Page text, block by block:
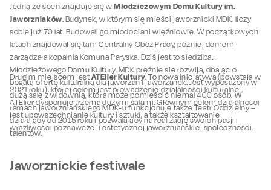
Jedną ze scen znajduje się wMłodzieżowym Domu Kultury im.
Jaworzniaków. Budynek, w którym się mieści jaworznicki MDK, liczy
sobie już 70 lat. Budowali go młodociani więźniowie. W początkowych
latach znajdował się tam Centralny Obóz Pracy, później domem
zarządzała kopalnia Komuna Paryska. Dziś jest to siedziba
Młodzieżowego Domu Kultury. MDK prężnie się rozwija, dbając o
bogatą ofertę kulturalną dla jaworzan i jaworzanek. Jest wyposażony w
dużą salę z widownią, która może pomieścić niemal 400 osób. W
ramach jaworzniańskiego MDK-u funkcjonuje także Teatr Oddzielny –
działający od 2015 roku i pozwalający na realizację swoich pasji i
talentów.
Drugim miejscem jestATElier Kultury. To nowa inicjatywa (powstała w
2021 roku), której celem jest prowadzenie działalności kulturalnej.
ATElier dysponuje trzema dużymi salami. Głównym celem działalności
jest upowszechnianie kultury i sztuki, a także kształtowanie
wrażliwości poznawczej i estetycznej jaworzniańskiej społeczności.
Jaworznickie festiwale